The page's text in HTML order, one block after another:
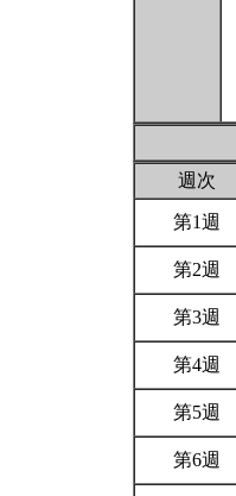
週次
第1週
第2週
第3週
第4週
第5週
第6週